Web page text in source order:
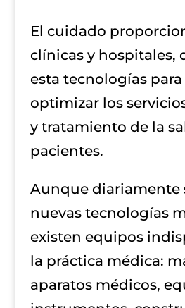
El cuidado
clínicas y hospitales,
esta tecnologías
optimizar los
y tratamiento de la
pacientes.
Aunque diariamente
nuevas tecnologías
existen equipos
la práctica médica:
aparatos médicos,